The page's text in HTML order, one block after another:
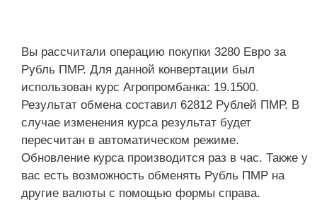
Вы рассчитали операцию покупки 3280 Евро за
Рубль ПМР. Для данной конвертации был
использован курс Агропромбанка: 19.1500.
Результат обмена составил 62812 Рублей ПМР. В
случае изменения курса результат будет
пересчитан в автоматическом режиме.
Обновление курса производится раз в час. Также у
вас есть возможность обменять Рубль ПМР на
другие валюты с помощью формы справа.